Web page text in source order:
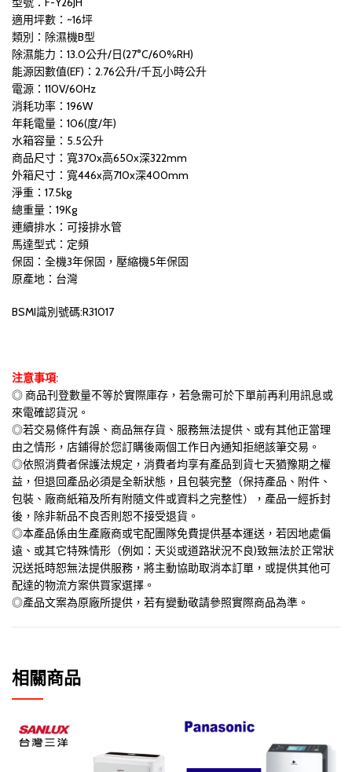
適用坪數：~16坪
類別：除濕機B型
除濕能力：13.0公升/日(27°C∕60%RH)
能源因數值(EF)：2.76公升/千瓦小時公升
電源：110V/60Hz
消耗功率：196W
年耗電量：106(度/年)
水箱容量：5.5公升
商品尺寸：寬370x高650x深322mm
外箱尺寸：寬446x高710x深400mm
淨重：17.5kg
總重量：19Kg
連續排水：可接排水管
馬達型式：定頻
保固：全機3年保固，壓縮機5年保固
原產地：台灣
BSMI識別號碼:R31017
注意事項:
◎ 商品刊登數量不等於實際庫存，若急需可於下單前再利用訊息或
來電確認貨況。
◎若交易條件有誤、商品無存貨、服務無法提供、或有其他正當理
由之情形，店鋪得於您訂購後兩個工作日內通知拒絕該筆交易。
◎依照消費者保護法規定，消費者均享有產品到貨七天猶豫期之權
益，但退回產品必須是全新狀態，且包裝完整（保持產品、附件、
包裝、廠商紙箱及所有附隨文件或資料之完整性），產品一經拆封
後，除非新品不良否則恕不接受退貨。
◎本產品係由生產廠商或宅配團隊免費提供基本運送，若因地處偏
遠、或其它特殊情形（例如：天災或道路狀況不良)致無法於正常狀
況送抵時恕無法提供服務，將主動協助取消本訂單，或提供其他可
配達的物流方案供買家選擇。
◎產品文案為原廠所提供，若有變動敬請參照實際商品為準。
相關商品